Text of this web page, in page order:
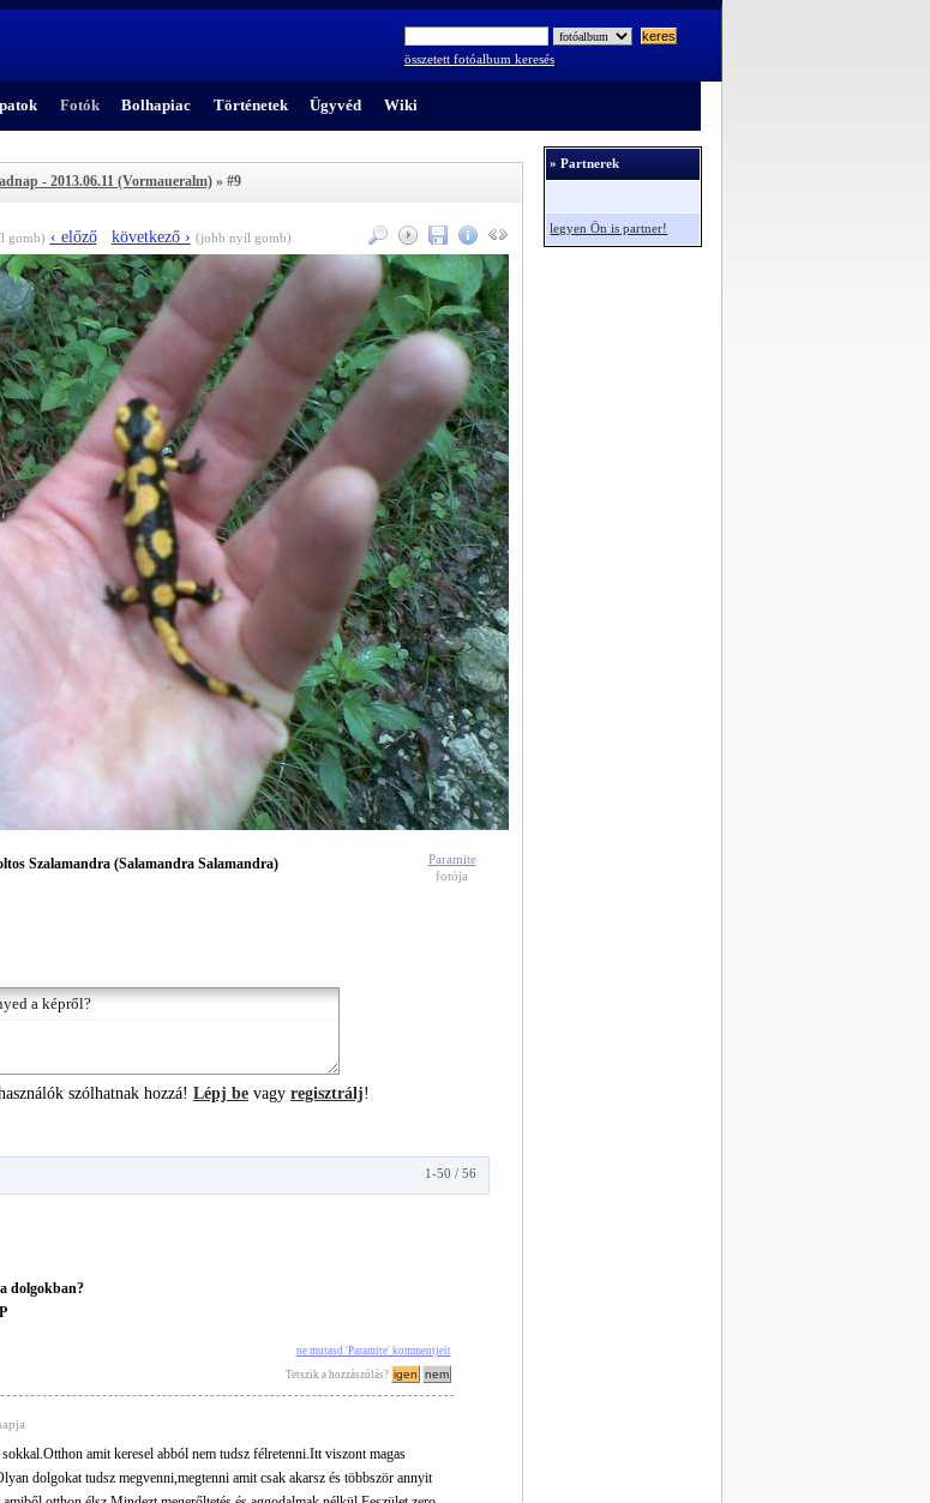
összetett fotóalbum keresés
Fotók Bolhapiac Történetek Ügyvéd Wiki
- 2013.06.11 (Vormaueralm) » #9
gomb) ‹ előző következő › (jobb nyíl gomb)
Szalamandra (Salamandra Salamandra)
Paramite
fotója
szólhatnak hozzá! Lépj be vagy regisztrálj!
1-50 / 56
dolgokban?
ne mutasd 'Paramite' kommentjeit
Tetszik a hozzászólás?
amit keresel abból nem tudsz félretenni.Itt viszont magas
dolgokat tudsz megvenni,megtenni amit csak akarsz és többször annyit
» Partnerek
legyen Ön is partner!